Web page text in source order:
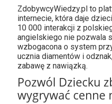
ZdobywcyWiedzy.pl to
internecie, która daje
10 000 interakcji z
angielskiego nie pozwala
wzbogacona o system
ucznia diamentów i
zabawę z nawiązką.
Pozwól Dziecku
wygrywać cenne